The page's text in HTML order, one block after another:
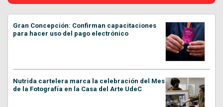
Gran Concepción: Confirman capacitaciones
para hacer uso del pago electrónico
Nutrida cartelera marca la celebración del Mes
de la Fotografía en la Casa del Arte UdeC